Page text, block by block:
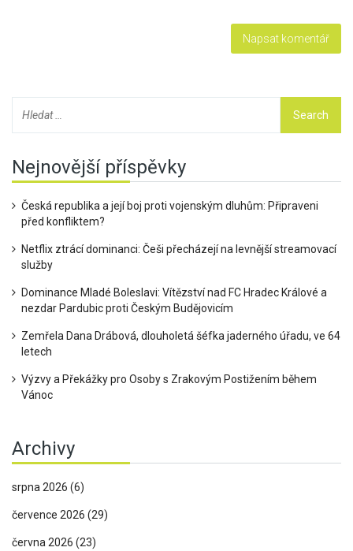
Nejnovější příspěvky
Česká republika a její boj proti vojenským dluhům: Připraveni
před konfliktem?
Netflix ztrácí dominanci: Češi přecházejí na levnější streamovací
služby
Dominance Mladé Boleslavi: Vítězství nad FC Hradec Králové a
nezdar Pardubic proti Českým Budějovicím
Zemřela Dana Drábová, dlouholetá šéfka jaderného úřadu, ve 64
letech
Výzvy a Překážky pro Osoby s Zrakovým Postižením během
Vánoc
Archivy
srpna 2026 (6)
července 2026 (29)
června 2026 (23)